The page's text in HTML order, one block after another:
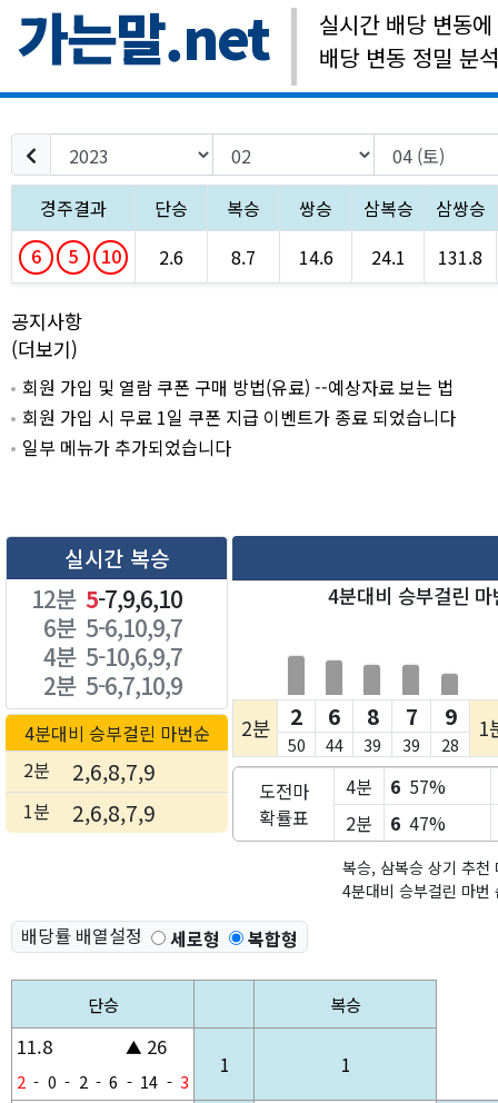
가는말.net
실시간 배당 변동
배당 변동 정밀 분
경주결과 단승 복승 쌍승 삼복승
삼쌍승
6
5 10 2.6 8.7 14.6 24.1 131.8
공지사항
(더보기)
회원 가입 및 열람 쿠폰 구매 방법(유료) --예상자료 보는 법
회원 가입 시 무료 1일 쿠폰 지급 이벤트가 종료 되었습니다
일부 메뉴가 추가되었습니다
실시간 복승
12분 5-7,9,6,10
6분 5-6,10,9,7
4분 5-10,6,9,7
2분 5-6,7,10,9
4분대비 승부걸린 마번순
2분
2,6,8,7,9
1분 2,6,8,7,9
4분대비 승부걸린
2분 2 6 8 7 9
50 44 39 39 28
1
도전마
확률표
4분 657%
2분
647%
복승, 삼복승 상기 추천
4분대비 승부걸린 마번
배당률 배열설정 세로형 복합형
단승 복승
11.8 ▲ 26
2 - 0 - 2 - 6 - 14 - 3
1 1